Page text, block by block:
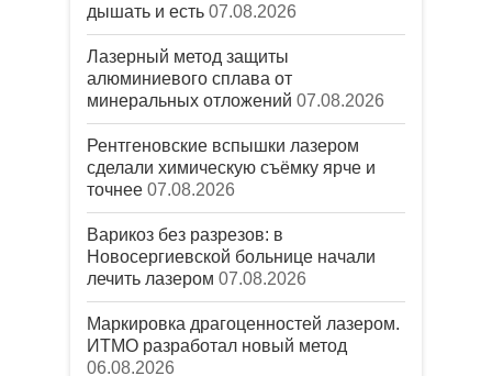
дышать и есть 07.08.2026
Лазерный метод защиты
алюминиевого сплава от
минеральных отложений 07.08.2026
Рентгеновские вспышки лазером
сделали химическую съёмку ярче и
точнее 07.08.2026
Варикоз без разрезов: в
Новосергиевской больнице начали
лечить лазером 07.08.2026
Маркировка драгоценностей лазером.
ИТМО разработал новый метод
06.08.2026